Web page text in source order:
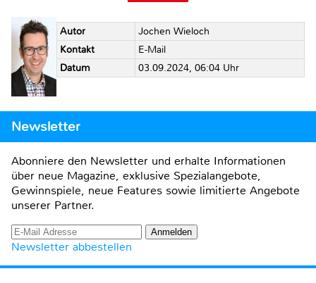
Autor
Jochen Wieloch
Kontakt
E-Mail
Datum
03.09.2024, 06:04 Uhr
Newsletter
Abonniere den Newsletter und erhalte Informationen
über neue Magazine, exklusive Spezialangebote,
Gewinnspiele, neue Features sowie limitierte Angebote
unserer Partner.
Newsletter abbestellen